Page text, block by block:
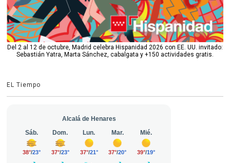
Del 2 al 12 de octubre, Madrid celebra Hispanidad 2026 con EE. UU. invitado:
Sebastián Yatra, Marta Sánchez, cabalgata y +150 actividades gratis.
EL Tiempo